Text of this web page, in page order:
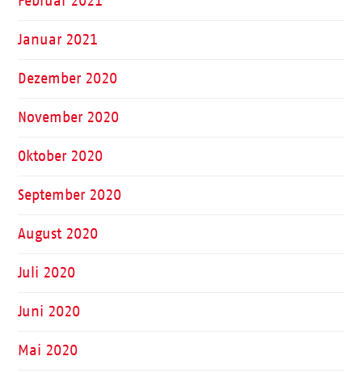
Januar 2021
Dezember 2020
November 2020
Oktober 2020
September 2020
August 2020
Juli 2020
Juni 2020
Mai 2020